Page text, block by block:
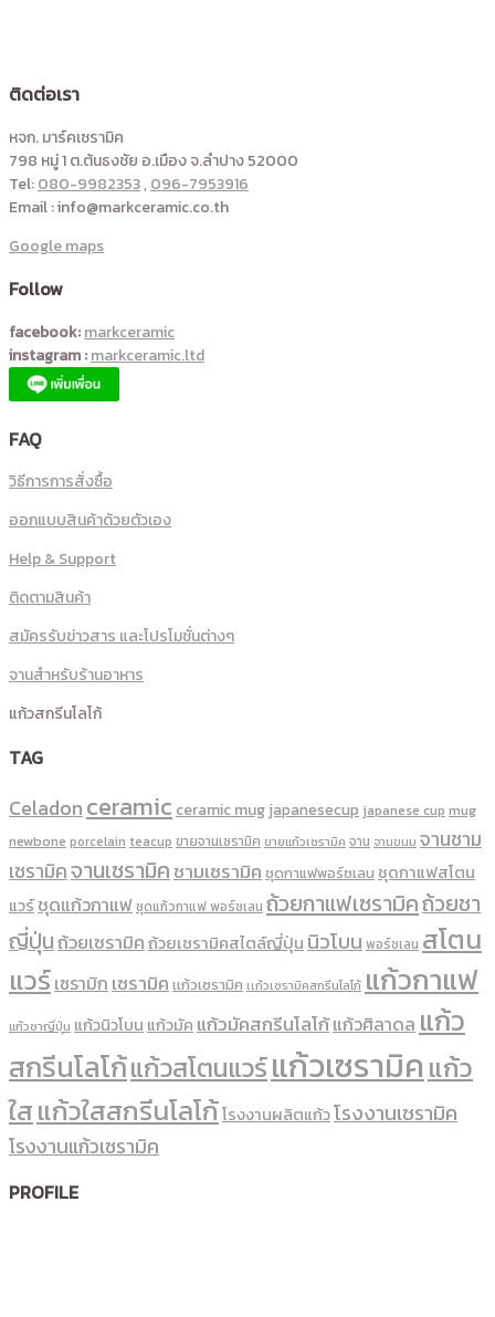
ติดต่อเรา
หจก. มาร์คเซรามิค
798 หมู่ 1 ต.ต้นธงชัย อ.เมือง จ.ลำปาง 52000
Tel:080-9982353,096-7953916
Email : info@markceramic.co.th
Google maps
Follow
facebook:markceramic
instagram :markceramic.ltd
FAQ
วิธีการการสั่งซื้อ
ออกแบบสินค้าด้วยตัวเอง
Help & Support
ติดตามสินค้า
สมัครรับข่าวสาร และโปรโมชั่นต่างๆ
จานสำหรับร้านอาหาร
แก้วสกรีนโลโก้
TAG
Celadonceramic ceramic mug japanesecup japanese cup mug
newbone porcelain teacup ขายจานเซรามิค ขายแก้วเซรามิค จาน จานขนม จานชาม
เซรามิคจานเซรามิคชามเซรามิค ชุดกาแฟพอร์ชเลน ชุดกาแฟสโตน
แวร์ชุดแก้วกาแฟชุดแก้วกาแฟ พอร์ซเลน ถ้วยกาแฟเซรามิคถ้วยชา
ญี่ปุ่นถ้วยเซรามิคถ้วยเซรามิคสไตล์ญี่ปุ่น นิวโบน พอร์ซเลน สโตน
แวร์เซรามิก เซรามิค เเก้วเซรามิค เเก้วเซรามิคสกรีนโลโก้ แก้วกาแฟ
แก้วชาญี่ปุ่น แก้วนิวโบน แก้วมัค แก้วมัคสกรีนโลโก้แก้วศิลาดล แก้ว
สกรีนโลโก้แก้วสโตนแวร์แก้วเซรามิคแก้ว
ใสแก้วใสสกรีนโลโก้โรงงานผลิตแก้วโรงงานเซรามิค
โรงงานแก้วเซรามิค
PROFILE